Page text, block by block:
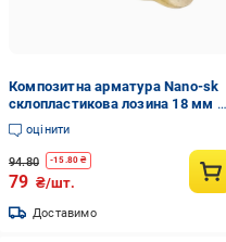
Композитна арматура Nano-sk
склопластикова лозина 18 мм 1
м (15175769)
оцінити
94.80 -15.80 ₴
79 ₴/шт.
Доставимо